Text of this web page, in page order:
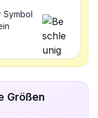
Symbol
Größen